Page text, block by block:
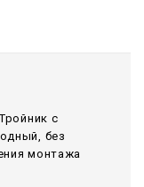
c
без
монтажа